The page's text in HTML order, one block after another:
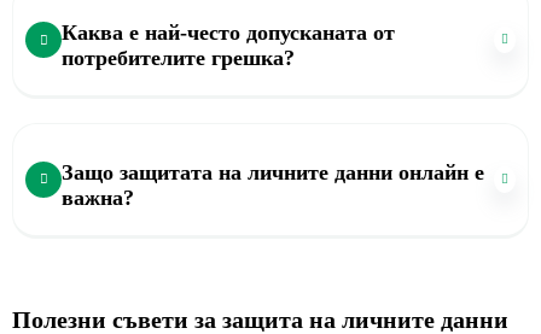
Каква е най-често допусканата от
потребителите грешка?
Защо защитата на личните данни онлайн е
важна?
Полезни съвети за защита на личните данни